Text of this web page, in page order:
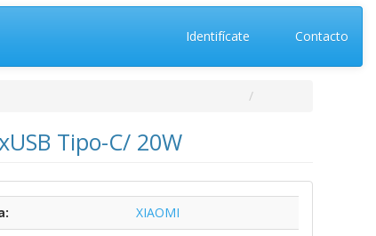
Identifícate Contacto
Tipo-C/ 20W
XIAOMI